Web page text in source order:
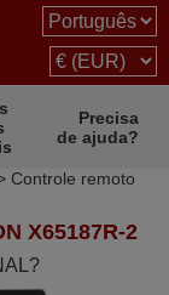
Precisa
de ajuda?
Controle remoto
X65187R-2